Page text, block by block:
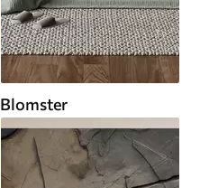
Blomster